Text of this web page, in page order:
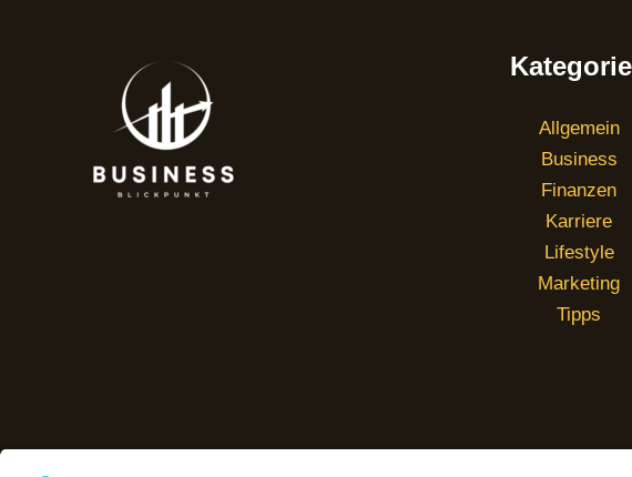
Allgemein
Business
Finanzen
Karriere
Lifestyle
Marketing
Tipps